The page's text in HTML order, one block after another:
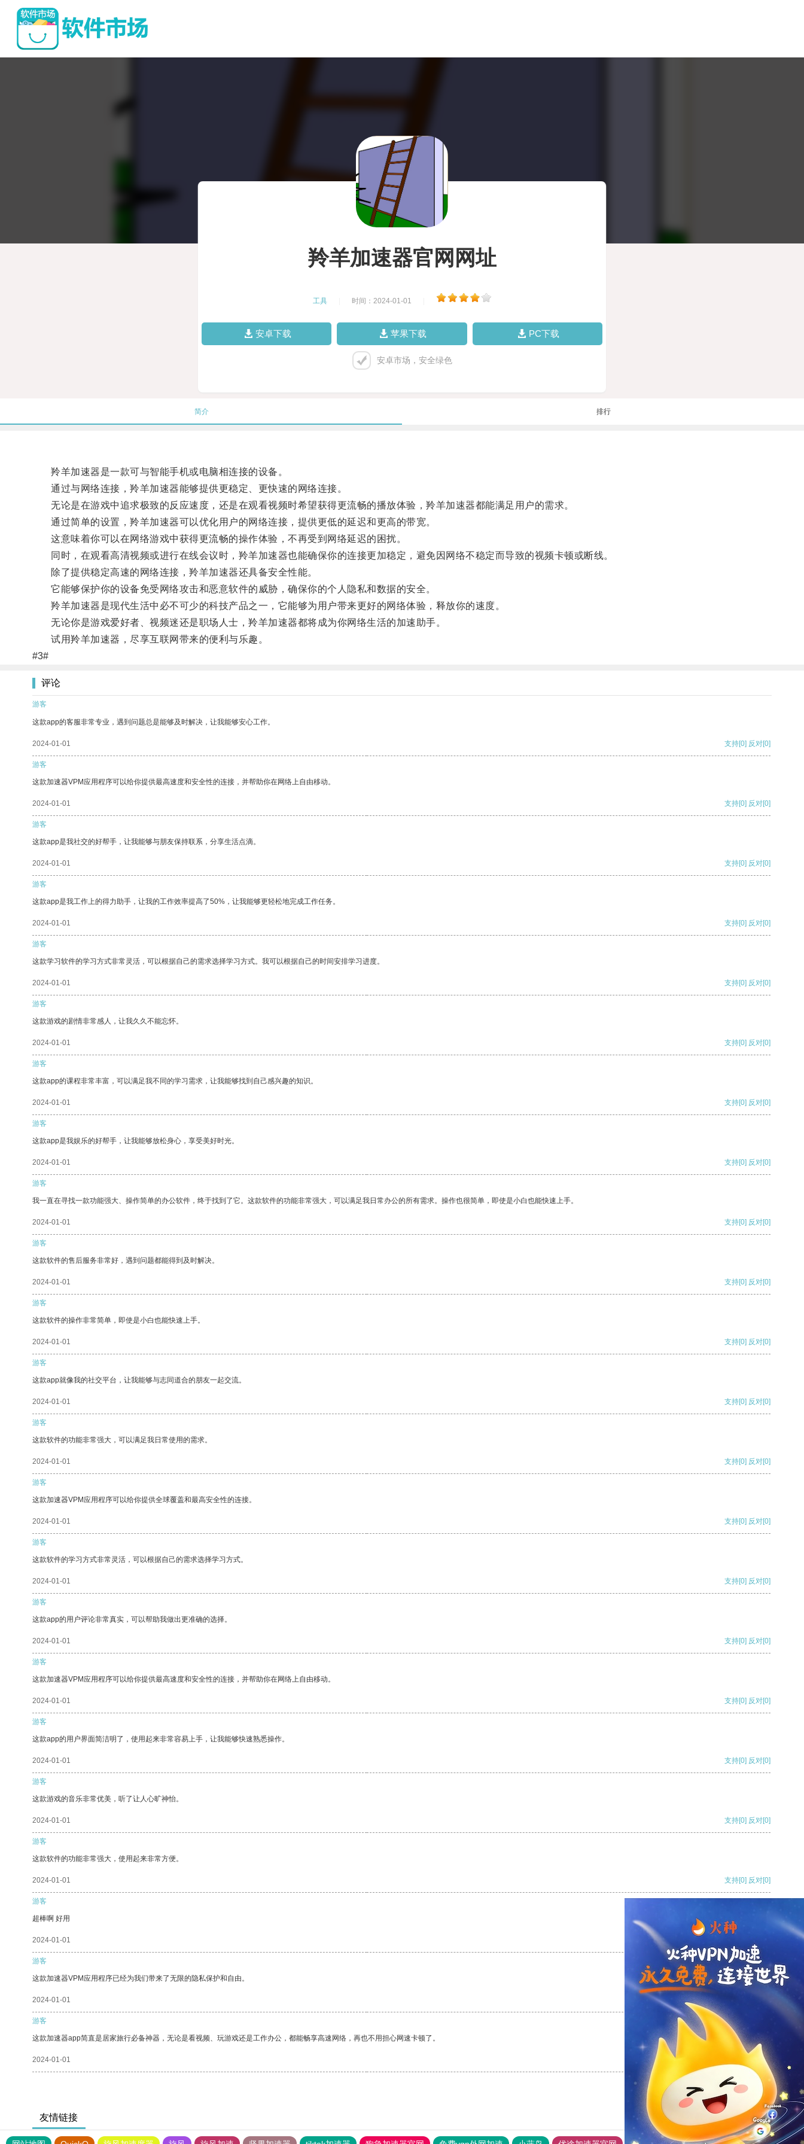
羚羊加速器官网网址
工具 时间：2024-01-01
安卓下载 苹果下载 PC下载
安卓市场，安全绿色
简介 排行
羚羊加速器是一款可与智能手机或电脑相连接的设备。
通过与网络连接，羚羊加速器能够提供更稳定、更快速的网络连接。
无论是在游戏中追求极致的反应速度，还是在观看视频时希望获得更流畅的播放体验，羚羊加速器都能满足用户的需求。
通过简单的设置，羚羊加速器可以优化用户的网络连接，提供更低的延迟和更高的带宽。
这意味着你可以在网络游戏中获得更流畅的操作体验，不再受到网络延迟的困扰。
同时，在观看高清视频或进行在线会议时，羚羊加速器也能确保你的连接更加稳定，避免因网络不稳定而导致的视频卡顿或断线。
除了提供稳定高速的网络连接，羚羊加速器还具备安全性能。
它能够保护你的设备免受网络攻击和恶意软件的威胁，确保你的个人隐私和数据的安全。
羚羊加速器是现代生活中必不可少的科技产品之一，它能够为用户带来更好的网络体验，释放你的速度。
无论你是游戏爱好者、视频迷还是职场人士，羚羊加速器都将成为你网络生活的加速助手。
试用羚羊加速器，尽享互联网带来的便利与乐趣。
#3#
评论
游客
这款app的客服非常专业，遇到问题总是能够及时解决，让我能够安心工作。
2024-01-01 支持[0] 反对[0]
游客
这款加速器VPM应用程序可以给你提供最高速度和安全性的连接，并帮助你在网络上自由移动。
2024-01-01 支持[0] 反对[0]
游客
这款app是我社交的好帮手，让我能够与朋友保持联系，分享生活点滴。
2024-01-01 支持[0] 反对[0]
游客
这款app是我工作上的得力助手，让我的工作效率提高了50%，让我能够更轻松地完成工作任务。
2024-01-01 支持[0] 反对[0]
游客
这款学习软件的学习方式非常灵活，可以根据自己的需求选择学习方式。我可以根据自己的时间安排学习进度。
2024-01-01 支持[0] 反对[0]
游客
这款游戏的剧情非常感人，让我久久不能忘怀。
2024-01-01 支持[0] 反对[0]
游客
这款app的课程非常丰富，可以满足我不同的学习需求，让我能够找到自己感兴趣的知识。
2024-01-01 支持[0] 反对[0]
游客
这款app是我娱乐的好帮手，让我能够放松身心，享受美好时光。
2024-01-01 支持[0] 反对[0]
游客
我一直在寻找一款功能强大、操作简单的办公软件，终于找到了它。这款软件的功能非常强大，可以满足我日常办公的所有需求。操作也很简单，即使是小白也能快速上手。
2024-01-01 支持[0] 反对[0]
游客
这款软件的售后服务非常好，遇到问题都能得到及时解决。
2024-01-01 支持[0] 反对[0]
游客
这款软件的操作非常简单，即使是小白也能快速上手。
2024-01-01 支持[0] 反对[0]
游客
这款app就像我的社交平台，让我能够与志同道合的朋友一起交流。
2024-01-01 支持[0] 反对[0]
游客
这款软件的功能非常强大，可以满足我日常使用的需求。
2024-01-01 支持[0] 反对[0]
游客
这款加速器VPM应用程序可以给你提供全球覆盖和最高安全性的连接。
2024-01-01 支持[0] 反对[0]
游客
这款软件的学习方式非常灵活，可以根据自己的需求选择学习方式。
2024-01-01 支持[0] 反对[0]
游客
这款app的用户评论非常真实，可以帮助我做出更准确的选择。
2024-01-01 支持[0] 反对[0]
游客
这款加速器VPM应用程序可以给你提供最高速度和安全性的连接，并帮助你在网络上自由移动。
2024-01-01 支持[0] 反对[0]
游客
这款app的用户界面简洁明了，使用起来非常容易上手，让我能够快速熟悉操作。
2024-01-01 支持[0] 反对[0]
游客
这款游戏的音乐非常优美，听了让人心旷神怡。
2024-01-01 支持[0] 反对[0]
游客
这款软件的功能非常强大，使用起来非常方便。
2024-01-01 支持[0] 反对[0]
游客
超棒啊 好用
2024-01-01
游客
这款加速器VPM应用程序已经为我们带来了无限的隐私保护和自由。
2024-01-01 反对
游客
这款加速器app简直是居家旅行必备神器，无论是看视频、玩游戏还是工作办公，都能畅享高速网络，再也不用担心网速卡顿了。
2024-01-01 反对[0]
友情链接